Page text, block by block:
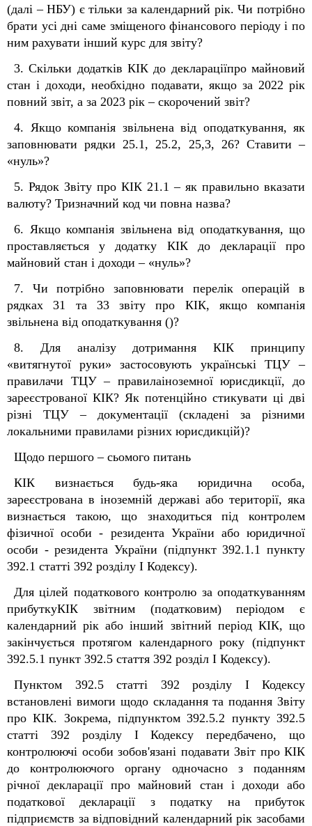
(далі – НБУ) є тільки за календарний рік. Чи потрібно
брати усі дні саме зміщеного фінансового періоду і по
ним рахувати інший курс для звіту?
3. Скільки додатків КІК до деклараціїпро майновий
стан і доходи, необхідно подавати, якщо за 2022 рік
повний звіт, а за 2023 рік – скорочений звіт?
4. Якщо компанія звільнена від оподаткування, як
заповнювати рядки 25.1, 25.2, 25,3, 26? Ставити –
«нуль»?
5. Рядок Звіту про КІК 21.1 – як правильно вказати
валюту? Тризначний код чи повна назва?
6. Якщо компанія звільнена від оподаткування, що
проставляється у додатку КІК до декларації про
майновий стан і доходи – «нуль»?
7. Чи потрібно заповнювати перелік операцій в
рядках 31 та 33 звіту про КІК, якщо компанія
звільнена від оподаткування ()?
8. Для аналізу дотримання КІК принципу
«витягнутої руки» застосовують українські ТЦУ –
правилачи ТЦУ – правилаіноземної юрисдикції, до
зареєстрованої КІК? Як потенційно стикувати ці дві
різні ТЦУ – документації (складені за різними
локальними правилами різних юрисдикцій)?
Щодо першого – сьомого питань
КІК визнається будь-яка юридична особа,
зареєстрована в іноземній державі або території, яка
визнається такою, що знаходиться під контролем
фізичної особи - резидента України або юридичної
особи - резидента України (підпункт 392.1.1 пункту
392.1 статті 392 розділу I Кодексу).
Для цілей податкового контролю за оподаткуванням
прибуткуКІК звітним (податковим) періодом є
календарний рік або інший звітний період КІК, що
закінчується протягом календарного року (підпункт
392.5.1 пункт 392.5 стаття 392 розділ I Кодексу).
Пунктом 392.5 статті 392 розділу I Кодексу
встановлені вимоги щодо складання та подання Звіту
про КІК. Зокрема, підпунктом 392.5.2 пункту 392.5
статті 392 розділу I Кодексу передбачено, що
контролюючі особи зобов'язані подавати Звіт про КІК
до контролюючого органу одночасно з поданням
річної декларації про майновий стан і доходи або
податкової декларації з податку на прибуток
підприємств за відповідний календарний рік засобами